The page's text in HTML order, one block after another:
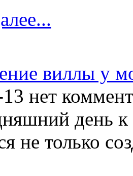
виллы у
нет
день к
не только